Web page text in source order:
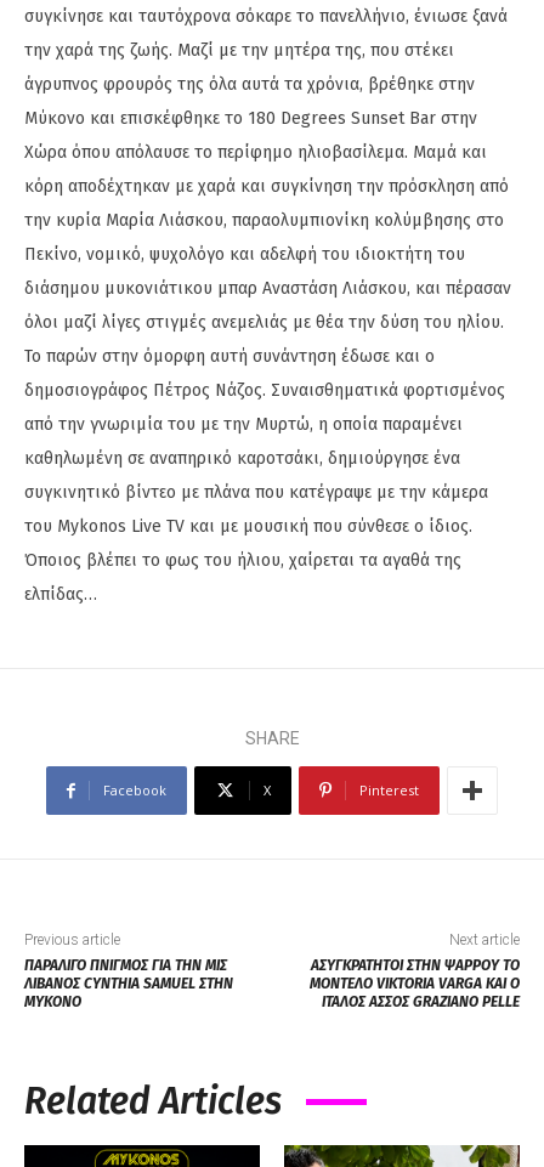
συγκίνησε και ταυτόχρονα σόκαρε το πανελλήνιο, ένιωσε ξανά
την χαρά της ζωής. Μαζί με την μητέρα της, που στέκει
άγρυπνος φρουρός της όλα αυτά τα χρόνια, βρέθηκε στην
Μύκονο και επισκέφθηκε το 180 Degrees Sunset Bar στην
Χώρα όπου απόλαυσε το περίφημο ηλιοβασίλεμα. Μαμά και
κόρη αποδέχτηκαν με χαρά και συγκίνηση την πρόσκληση από
την κυρία Μαρία Λιάσκου, παραολυμπιονίκη κολύμβησης στο
Πεκίνο, νομικό, ψυχολόγο και αδελφή του ιδιοκτήτη του
διάσημου μυκονιάτικου μπαρ Αναστάση Λιάσκου, και πέρασαν
όλοι μαζί λίγες στιγμές ανεμελιάς με θέα την δύση του ηλίου.
Το παρών στην όμορφη αυτή συνάντηση έδωσε και ο
δημοσιογράφος Πέτρος Νάζος. Συναισθηματικά φορτισμένος
από την γνωριμία του με την Μυρτώ, η οποία παραμένει
καθηλωμένη σε αναπηρικό καροτσάκι, δημιούργησε ένα
συγκινητικό βίντεο με πλάνα που κατέγραψε με την κάμερα
του Mykonos Live TV και με μουσική που σύνθεσε ο ίδιος.
Όποιος βλέπει το φως του ήλιου, χαίρεται τα αγαθά της
ελπίδας…
SHARE
Facebook X Pinterest
Previous article
ΠΑΡΑΛΙΓΟ ΠΝΙΓΜΟΣ ΓΙΑ ΤΗΝ ΜΙΣ
ΛΙΒΑΝΟΣ CYNTHIA SAMUEL ΣΤΗΝ
ΜΥΚΟΝΟ
Next article
ΑΣΥΓΚΡΑΤΗΤΟΙ ΣΤΗΝ ΨΑΡΡΟY ΤΟ
ΜΟΝΤΕΛΟ VIKTORIA VARGA ΚΑΙ Ο
ΙΤΑΛΟΣ ΑΣΣΟΣ GRAZIANO PELLE
Related Articles